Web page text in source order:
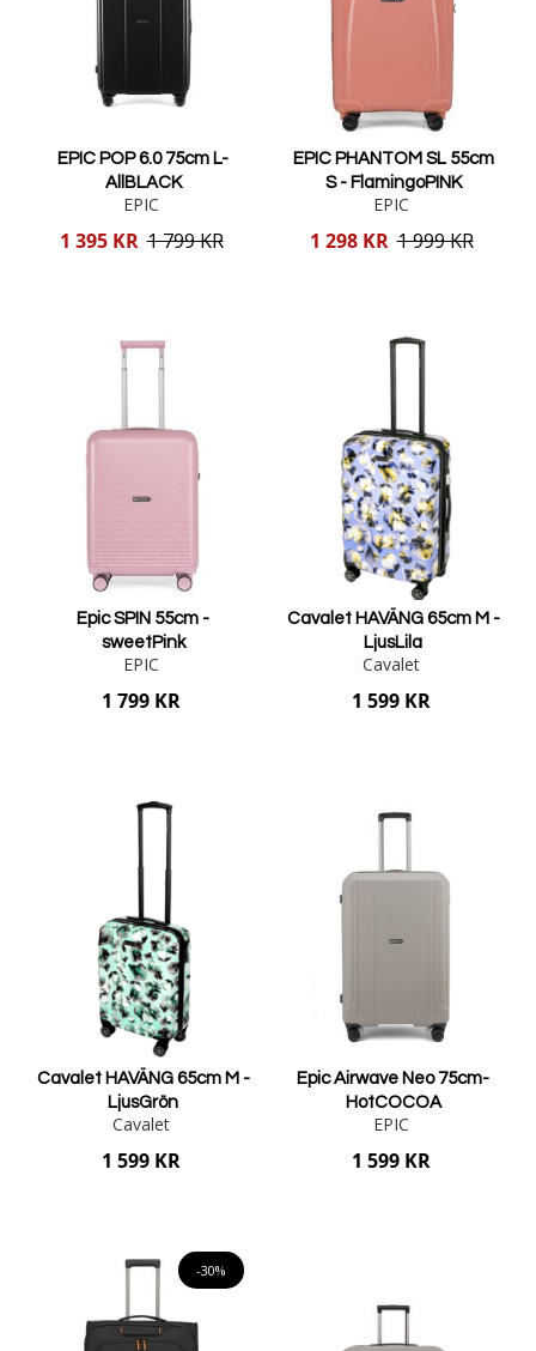
EPIC POP 6.0 75cm L-
AllBLACK
EPIC
Reducerat
1 395 KR 1 799 KR
EPIC PHANTOM SL 55cm
S - FlamingoPINK
EPIC
Reducerat
1 298 KR 1 999 KR
Epic SPIN 55cm -
sweetPink
EPIC
1 799 KR
Cavalet HAVÄNG 65cm M -
LjusLila
Cavalet
1 599 KR
Cavalet HAVÄNG 65cm M -
LjusGrön
Cavalet
1 599 KR
Epic Airwave Neo 75cm-
HotCOCOA
EPIC
1 599 KR
-30%